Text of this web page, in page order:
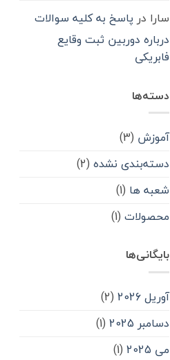
سارا در پاسخ به کلیه سوالات
درباره دوربین ثبت وقایع
فابریکی
دسته‌ها
آموزش (3)
دسته‌بندی نشده (2)
شعبه ها (1)
محصولات (1)
بایگانی‌ها
آوریل 2026
(2)
دسامبر 2025
(1)
می 2025
(1)